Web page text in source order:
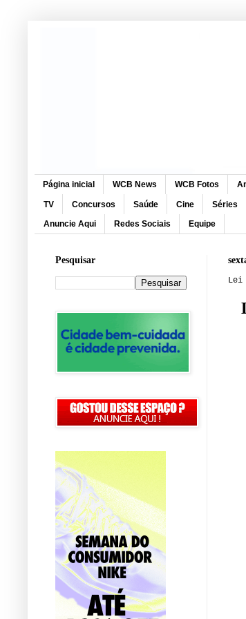
Página inicial WCB News WCB Fotos
TV Concursos Saúde Cine Séries
Anuncie Aqui Redes Sociais Equipe
Lei
Pesquisar